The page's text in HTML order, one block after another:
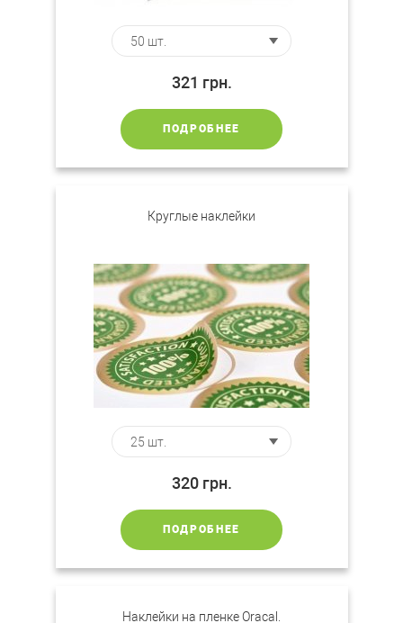
321 грн.
ПОДРОБНЕЕ
Круглые наклейки
320 грн.
ПОДРОБНЕЕ
Наклейки на пленке Oracal.